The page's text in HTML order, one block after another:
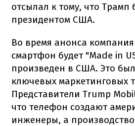
отсылал к тому, что
президентом США.
Во время анонса
смартфон будет "Made in
произведен в США. Это
ключевых маркетинговых
Представители Trump
что телефон создают
инженеры, а